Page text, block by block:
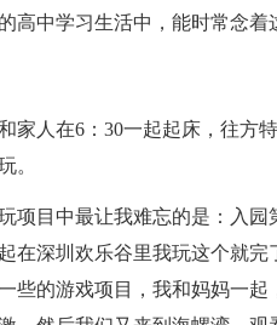
高中学习生活中，能时常念着
家人在6：30一起起床，往方
。
项目中最让我难忘的是：入
在深圳欢乐谷里我玩这个就
些的游戏项目，我和妈妈一